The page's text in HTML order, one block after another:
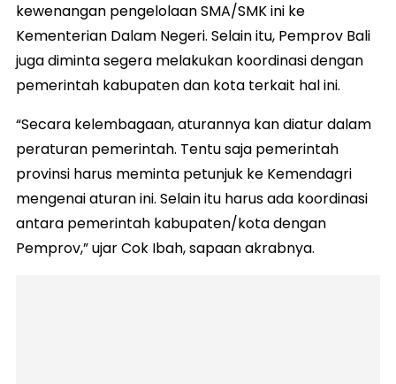
kewenangan pengelolaan SMA/SMK ini ke
Kementerian Dalam Negeri. Selain itu, Pemprov Bali
juga diminta segera melakukan koordinasi dengan
pemerintah kabupaten dan kota terkait hal ini.
“Secara kelembagaan, aturannya kan diatur dalam
peraturan pemerintah. Tentu saja pemerintah
provinsi harus meminta petunjuk ke Kemendagri
mengenai aturan ini. Selain itu harus ada koordinasi
antara pemerintah kabupaten/kota dengan
Pemprov,” ujar Cok Ibah, sapaan akrabnya.